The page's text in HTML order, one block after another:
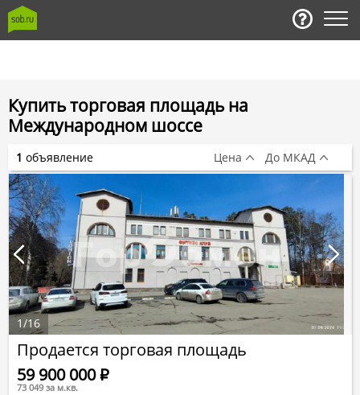
Купить торговая площадь на
Международном шоссе
Продается торговая площадь
59 900 000Р
73 049 за м.кв.
1/16
1 объявление Цена До МКАД